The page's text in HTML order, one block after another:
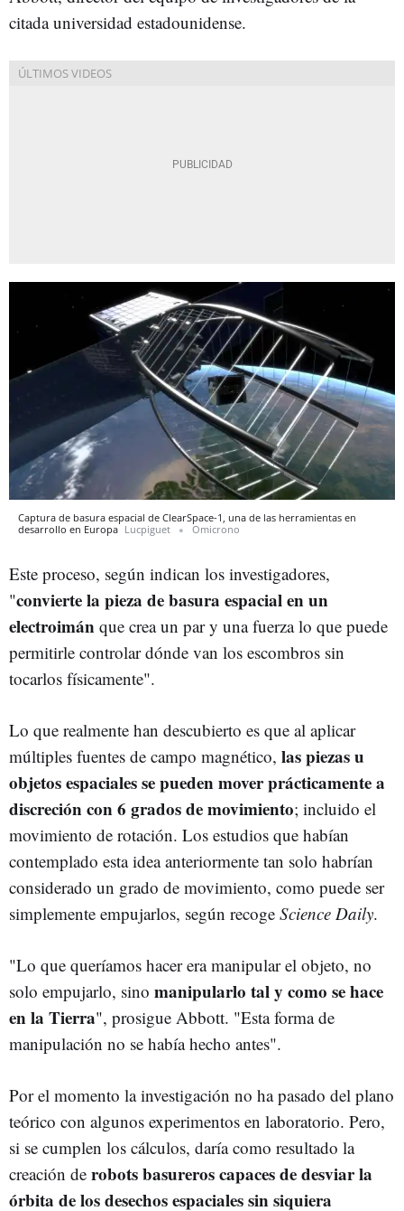
citada universidad estadounidense.
Captura de basura espacial de ClearSpace-1, una de las herramientas en
desarrollo en Europa Lucpiguet Omicrono
Este proceso, según indican los investigadores,
"convierte la pieza de basura espacial en un
electroimán que crea un par y una fuerza lo que puede
permitirle controlar dónde van los escombros sin
tocarlos físicamente".
Lo que realmente han descubierto es que al aplicar
múltiples fuentes de campo magnético, las piezas u
objetos espaciales se pueden mover prácticamente a
discreción con 6 grados de movimiento; incluido el
movimiento de rotación. Los estudios que habían
contemplado esta idea anteriormente tan solo habrían
considerado un grado de movimiento, como puede ser
simplemente empujarlos, según recoge Science Daily.
"Lo que queríamos hacer era manipular el objeto, no
solo empujarlo, sino manipularlo tal y como se hace
en la Tierra", prosigue Abbott. "Esta forma de
manipulación no se había hecho antes".
Por el momento la investigación no ha pasado del plano
teórico con algunos experimentos en laboratorio. Pero,
si se cumplen los cálculos, daría como resultado la
creación de robots basureros capaces de desviar la
órbita de los desechos espaciales sin siquiera